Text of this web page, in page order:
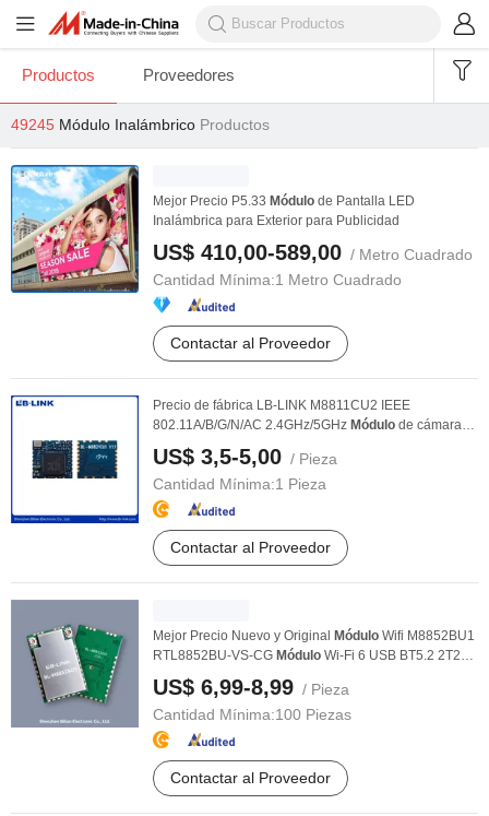
Productos Proveedores
49245 Módulo Inalámbrico Productos
Mejor Precio P5.33 Módulo de Pantalla LED
Inalámbrica para Exterior para Publicidad
US$ 410,00-589,00 / Metro Cuadrado
Cantidad Mínima:1 Metro Cuadrado
Contactar al Proveedor
Precio de fábrica LB-LINK M8811CU2 IEEE
802.11A/B/G/N/AC 2.4GHz/5GHz Módulo de cámara
WiFi embebido ...
US$ 3,5-5,00 / Pieza
Cantidad Mínima:1 Pieza
Contactar al Proveedor
Mejor Precio Nuevo y Original Módulo Wifi M8852BU1
RTL8852BU-VS-CG Módulo Wi-Fi 6 USB BT5.2 2T2R
US$ 6,99-8,99 / Pieza
Cantidad Mínima:100 Piezas
Contactar al Proveedor